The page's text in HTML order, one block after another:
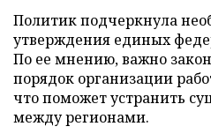
Политик подчеркнула
утверждения единых
По ее мнению, важно
порядок организации
что поможет устранить
между регионами.